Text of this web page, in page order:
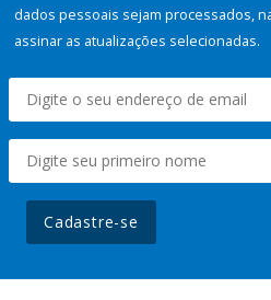
dados pessoais sejam processados,
assinar as atualizações selecionadas.
Cadastre-se